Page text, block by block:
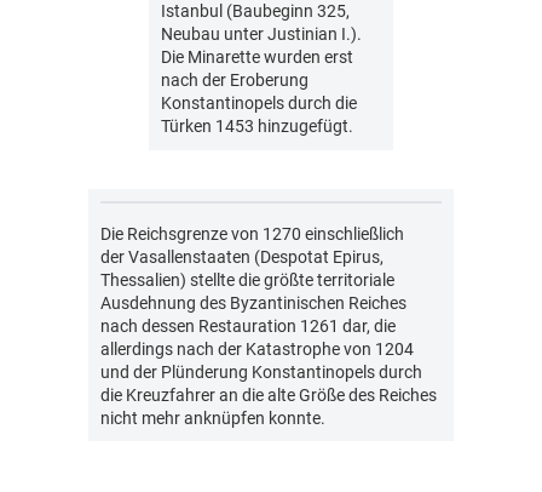
Istanbul (Baubeginn 325,
Neubau unter Justinian I.).
Die Minarette wurden erst
nach der Eroberung
Konstantinopels durch die
Türken 1453 hinzugefügt.
Die Reichsgrenze von 1270 einschließlich
der Vasallenstaaten (Despotat Epirus,
Thessalien) stellte die größte territoriale
Ausdehnung des Byzantinischen Reiches
nach dessen Restauration 1261 dar, die
allerdings nach der Katastrophe von 1204
und der Plünderung Konstantinopels durch
die Kreuzfahrer an die alte Größe des Reiches
nicht mehr anknüpfen konnte.